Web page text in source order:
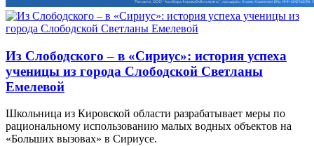
Из Слободского – в «Сириус»: история успеха
ученицы из города Слободской Светланы
Емелевой
Школьница из Кировской области разрабатывает меры по
рациональному использованию малых водных объектов на
«Больших вызовах» в Сириусе.